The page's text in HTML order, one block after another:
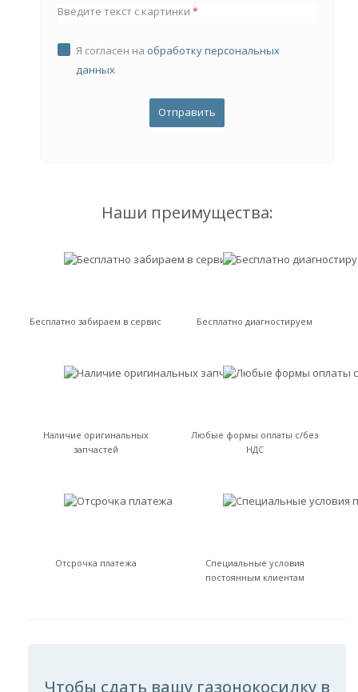
Введите текст с картинки *
Я согласен на обработку персональных
данных
Наши преимущества:
Бесплатно забираем в сервис Бесплатно диагностируем
Наличие оригинальных
запчастей
Любые формы оплаты с/без
НДС
Отсрочка платежа
Специальные условия
постоянным клиентам
Чтобы сдать вашу газонокосилку в